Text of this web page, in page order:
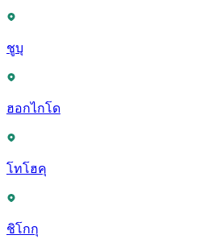
ชูบุ
ฮอกไกโด
โทโฮคุ
ชิโกกุ